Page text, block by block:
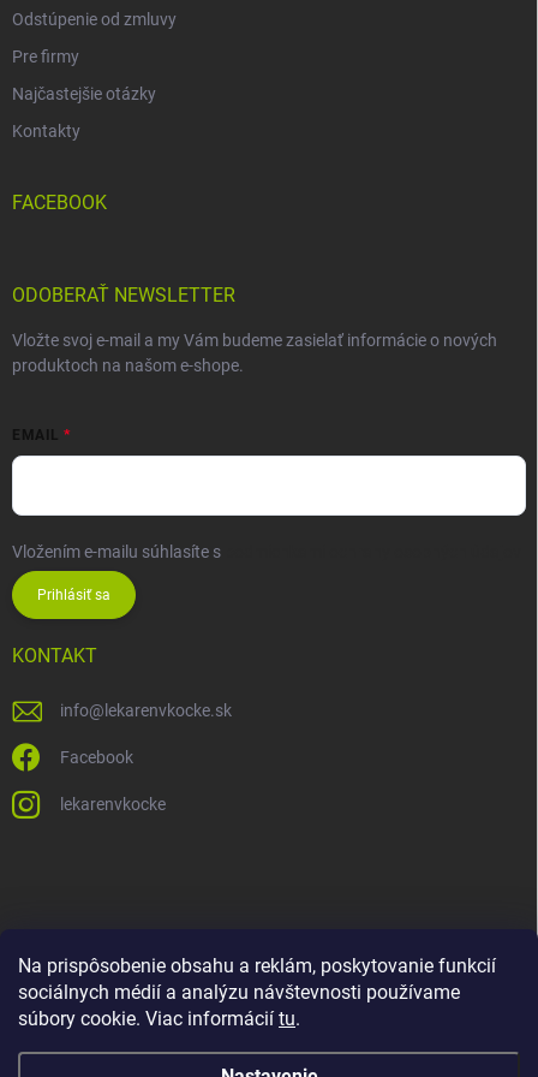
Na prispôsobenie obsahu a reklám, poskytovanie funkcií
sociálnych médií a analýzu návštevnosti používame
súbory cookie. Viac informácií tu.
Odstúpenie od zmluvy
Pre firmy
Najčastejšie otázky
Kontakty
FACEBOOK
ODOBERAŤ NEWSLETTER
Vložte svoj e-mail a my Vám budeme zasielať informácie o nových
produktoch na našom e-shope.
EMAIL
Vložením e-mailu súhlasíte s
Prihlásiť sa
KONTAKT
info@ lekarenvkocke.sk
Facebook
lekarenvkocke